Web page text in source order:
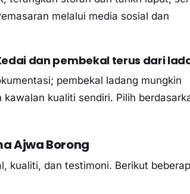
melalui media sosial dan
dan pembekal terus dari
pembekal ladang mungkin
kualiti sendiri. Pilih
Ajwa Borong
kualiti, dan testimoni. Berikut